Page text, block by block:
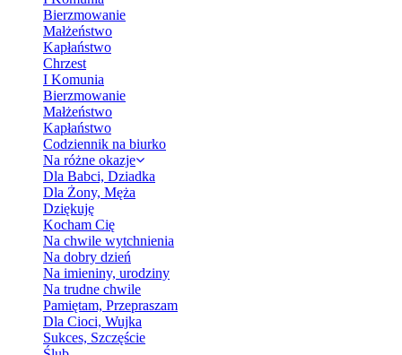
Bierzmowanie
Małżeństwo
Kapłaństwo
Chrzest
I Komunia
Bierzmowanie
Małżeństwo
Kapłaństwo
Codziennik na biurko
Na różne okazje
Dla Babci, Dziadka
Dla Żony, Męża
Dziękuję
Kocham Cię
Na chwile wytchnienia
Na dobry dzień
Na imieniny, urodziny
Na trudne chwile
Pamiętam, Przepraszam
Dla Cioci, Wujka
Sukces, Szczęście